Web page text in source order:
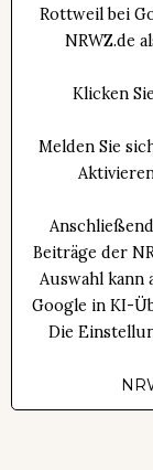
Rottweil bei
NRWZ.de
Klicken
Melden Sie
Beiträge der
Auswahl kann
Google in KI-
Die